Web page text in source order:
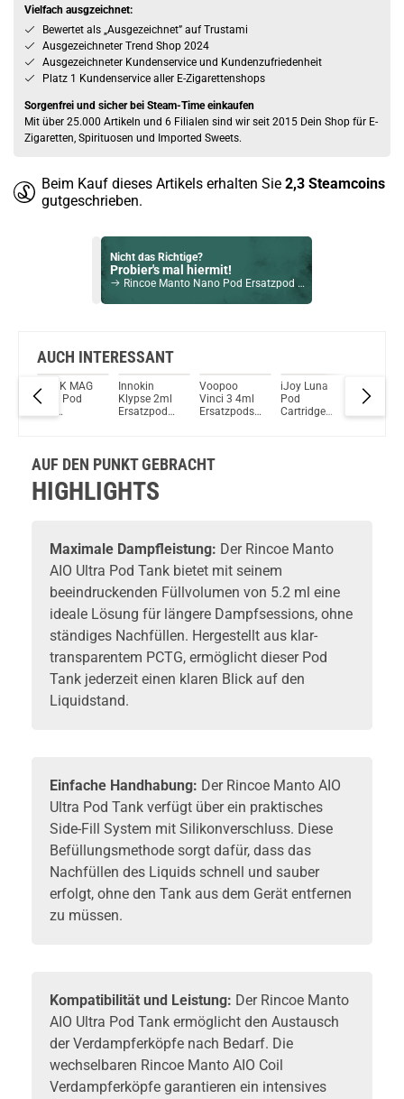
Vielfach ausgzeichnet:
Bewertet als „Ausgezeichnet” auf Trustami
Ausgezeichneter Trend Shop 2024
Ausgezeichneter Kundenservice und Kundenzufriedenheit
Platz 1 Kundenservice aller E-Zigarettenshops
Sorgenfrei und sicher bei Steam-Time einkaufen
Mit über 25.000 Artikeln und 6 Filialen sind wir seit 2015 Dein Shop für E-
Zigaretten, Spirituosen und Imported Sweets.
Beim Kauf dieses Artikels erhalten Sie 2,3 Steamcoins
gutgeschrieben.
Nicht das Richtige?
Probier's mal hiermit!
Rincoe Manto Nano Pod Ersatzpod 3er Pack 0,5Ohm
Voopoo PnP X Coils 5er Pack Verdampferköpfe 0,15Ohm
Du willst Kröten sparen?
Schau mal hier!
Ambition Mods Kil-Lite DNA 60 Mod Akkuträger Lila
AUCH INTERESSANT
SMOK MAG
RPM Pod
Innokin
Klypse 2ml
Ersatzpod
Voopoo
Vinci 3 4ml
Ersatzpods
iJoy Luna
Pod
Cartridge
Smok
Pod Kit
AUF DEN PUNKT GEBRACHT
HIGHLIGHTS
Maximale Dampfleistung: Der Rincoe Manto
AIO Ultra Pod Tank bietet mit seinem
beeindruckenden Füllvolumen von 5.2 ml eine
ideale Lösung für längere Dampfsessions, ohne
ständiges Nachfüllen. Hergestellt aus klar-
transparentem PCTG, ermöglicht dieser Pod
Tank jederzeit einen klaren Blick auf den
Liquidstand.
Einfache Handhabung: Der Rincoe Manto AIO
Ultra Pod Tank verfügt über ein praktisches
Side-Fill System mit Silikonverschluss. Diese
Befüllungsmethode sorgt dafür, dass das
Nachfüllen des Liquids schnell und sauber
erfolgt, ohne den Tank aus dem Gerät entfernen
zu müssen.
Kompatibilität und Leistung: Der Rincoe Manto
AIO Ultra Pod Tank ermöglicht den Austausch
der Verdampferköpfe nach Bedarf. Die
wechselbaren Rincoe Manto AIO Coil
Verdampferköpfe garantieren ein intensives